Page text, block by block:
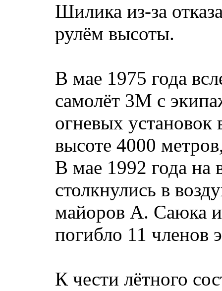
Шилика из-за
рулём высоты.
В мае 1975 года
самолёт 3М с
огневых установок
высоте 4000
В мае 1992 года на
столкнулись в
майоров А. Саюка
погибло 11 членов
К чести лётного